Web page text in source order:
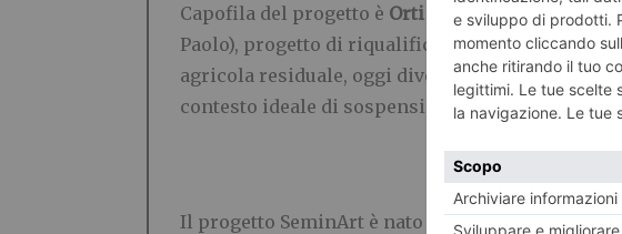
Capofila del progetto è Orti Generali (vincitore
Paolo), progetto di riqualificazione urbana di un
agricola residuale, oggi divenuto un parco diorti
contesto ideale di sospensione della città e per
Il progetto SeminArt è nato durante il lockdown